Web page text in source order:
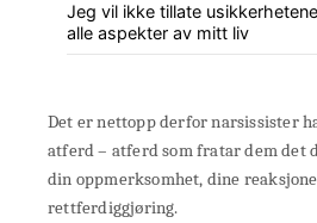
Jeg vil ikke tillate
alle aspekter av mitt liv
Det er nettopp derfor narsissister
atferd – atferd som fratar dem det
din oppmerksomhet, dine
rettferdiggjøring.